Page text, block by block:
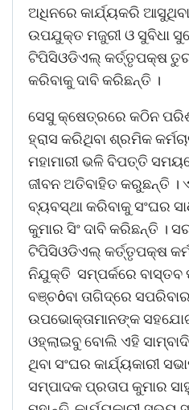
ଅଧିନରେ କାର୍ଯ୍ୟକରି
ଉପଯୁକ୍ତ ମଜୁରୀ ଓ ସୁବିଧା
ଟିପିସିଓଡିଏଲ୍ କର୍ତ୍ତୃପକ୍ଷ
କରିବାକୁ ଦାବି କରିଛନ୍ତି ।
ସେସୁ କ୍ଷେତ୍ରରେ କଠିନ
ହ୍ରାସ କରିଥିବା ଶ୍ରମିକ
ମହାମାରୀ ଭଳି ବିପତ୍ତି
ଜୀବନ ଅତିବାହିତ କରୁଛନ୍ତି
ବ୍ୟବସ୍ଥା କରିବାକୁ ସଂଘର
କୁମାର ସିଂ ଦାବି କରିଛନ୍ତି ।
ଟିପିସିଓଡିଏଲ୍ କର୍ତ୍ତୃପକ୍ଷ
ନିଯୁକ୍ତି ସମ୍ପର୍କରେ
ବଞ୍ଚôବା ତାଗିଦ୍ରେ
ଉପଭୋକ୍ତାମାନଙ୍କ
ଓହ୍ଲାଇବୁ ବୋଲି ଏହି
ଥିବା ସଂଘର କାର୍ଯ୍ୟକାରୀ
ସମ୍ପାଦକ ପ୍ରତାପ କୁମାର